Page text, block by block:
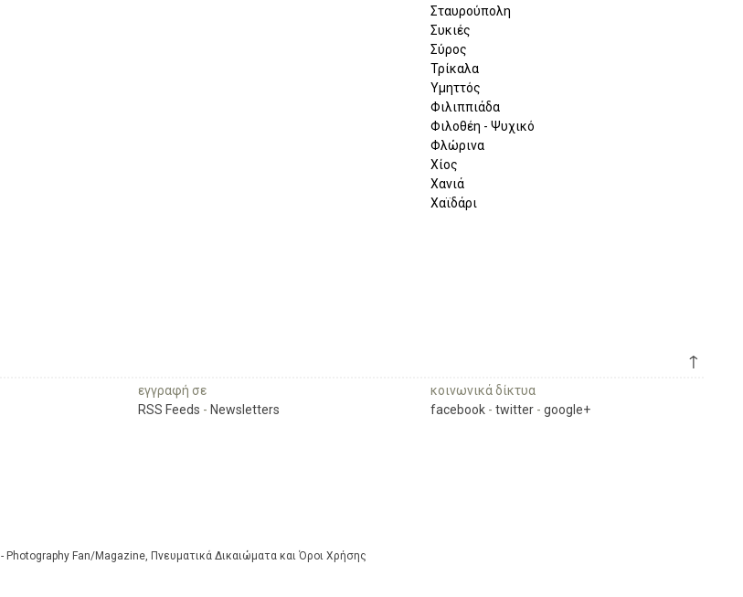
Σταυρούπολη
Συκιές
Σύρος
Τρίκαλα
Υμηττός
Φιλιππιάδα
Φιλοθέη - Ψυχικό
Φλώρινα
Χίος
Χανιά
Χαϊδάρι
↑
εγγραφή σε
RSS Feeds - Newsletters
κοινωνικά δίκτυα
facebook - twitter - google+
- Photography Fan/Magazine, Πνευματικά Δικαιώματα και Όροι Χρήσης